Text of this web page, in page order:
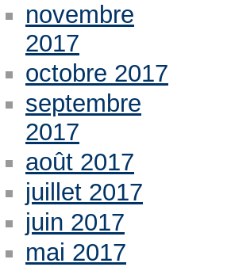
novembre
2017
octobre 2017
septembre
2017
août 2017
juillet 2017
juin 2017
mai 2017